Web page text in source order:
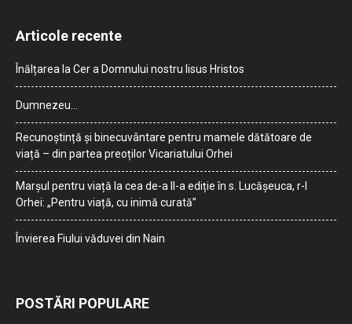
Articole recente
Înălțarea la Cer a Domnului nostru Iisus Hristos
Dumnezeu…
Recunoștință și binecuvântare pentru mamele dătătoare de
viață – din partea preoților Vicariatului Orhei
Marșul pentru viață la cea de-a II-a ediție în s. Lucășeuca, r-l
Orhei: „Pentru viață, cu inimă curată”
Învierea Fiului văduvei din Nain
POSTĂRI POPULARE